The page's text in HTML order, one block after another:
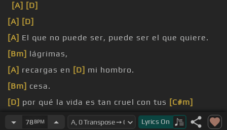
[A] [D]
[A] [D]
[A] El que no puede ser, puede ser el que quiere.
[Bm] lágrimas,
[A] recargas en [D] mi hombro.
[Bm] cesa.
[D] por qué la vida es tan cruel con tus [C#m]
sentimientos
78BPM Lyrics On